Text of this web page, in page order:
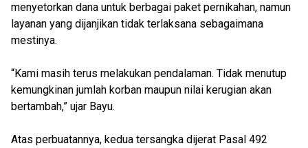
menyetorkan dana untuk berbagai paket pernikahan, namun
layanan yang dijanjikan tidak terlaksana sebagaimana
mestinya.
“Kami masih terus melakukan pendalaman. Tidak menutup
kemungkinan jumlah korban maupun nilai kerugian akan
bertambah,” ujar Bayu.
Atas perbuatannya, kedua tersangka dijerat Pasal 492